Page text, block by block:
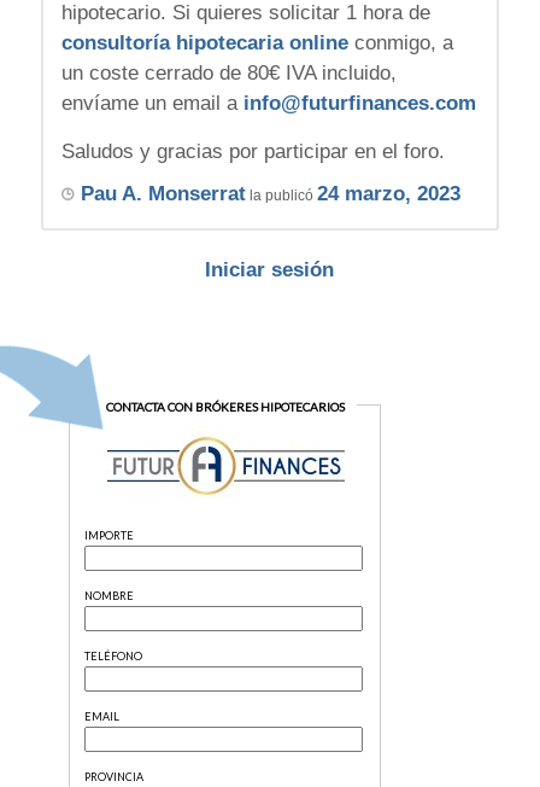
hipotecario. Si quieres solicitar 1 hora de
consultoría hipotecaria onlineconmigo, a
un coste cerrado de 80€ IVA incluido,
envíame un email a info@futurfinances.com
Saludos y gracias por participar en el foro.
Pau A. Monserratla publicó 24 marzo, 2023
Iniciar sesión